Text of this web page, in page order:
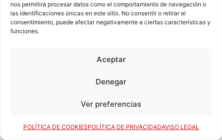
nos permitirá procesar datos como el comportamiento de navegación o
las identificaciones únicas en este sitio. No consentir o retirar el
consentimiento, puede afectar negativamente a ciertas características y
funciones.
Aceptar
Denegar
Ver preferencias
POLÍTICA DE COOKIESPOLÍTICA DE PRIVACIDADAVISO LEGAL
TEMPORADA 2004-05